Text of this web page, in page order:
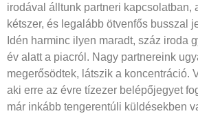
irodával álltunk partneri kapcsolatban,
kétszer, és legalább ötvenfős busszal
Idén harminc ilyen maradt, száz iroda
év alatt a piacról. Nagy partnereink
megerősödtek, látszik a koncentráció.
aki erre az évre tízezer belépőjegyet
már inkább tengerentúli küldésekben